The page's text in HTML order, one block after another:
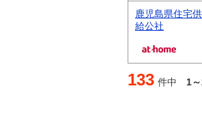
鹿児島県住宅供
給公社
133 件中 1